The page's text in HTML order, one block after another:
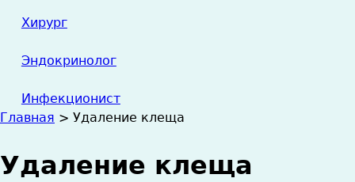
Хирург
Эндокринолог
Инфекционист
здесь
Главная > Удаление клеща
Удаление клеща